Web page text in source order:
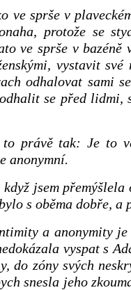
ve sprše v
protože se
ve sprše v bazéně
vystavit
odhalovat sami
se před lidmi,
to právě tak: Je to
anonymní.
jsem
s oběma dobře, a
a anonymity je
vyspat s
do zóny svých
snesla jeho